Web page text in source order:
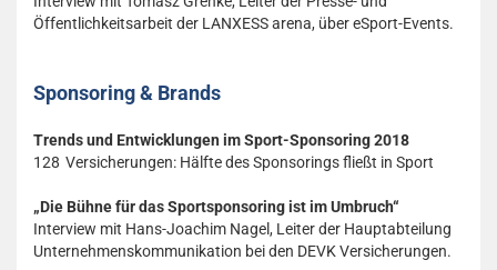
Öffentlichkeitsarbeit der LANXESS arena, über eSport-Events.
Sponsoring & Brands
Trends und Entwicklungen im Sport-Sponsoring 2018
128 Versicherungen: Hälfte des Sponsorings fließt in Sport
„Die Bühne für das Sportsponsoring ist im Umbruch“
Interview mit Hans-Joachim Nagel, Leiter der Hauptabteilung
Unternehmenskommunikation bei den DEVK Versicherungen.